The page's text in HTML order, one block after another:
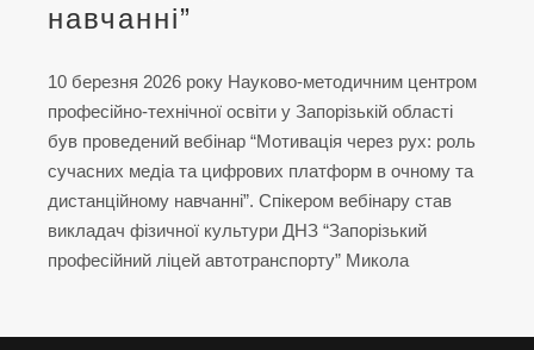
навчанні”
10 березня 2026 року Науково-методичним центром
професійно-технічної освіти у Запорізькій області
був проведений вебінар “Мотивація через рух: роль
сучасних медіа та цифрових платформ в очному та
дистанційному навчанні”. Спікером вебінару став
викладач фізичної культури ДНЗ “Запорізький
професійний ліцей автотранспорту” Микола